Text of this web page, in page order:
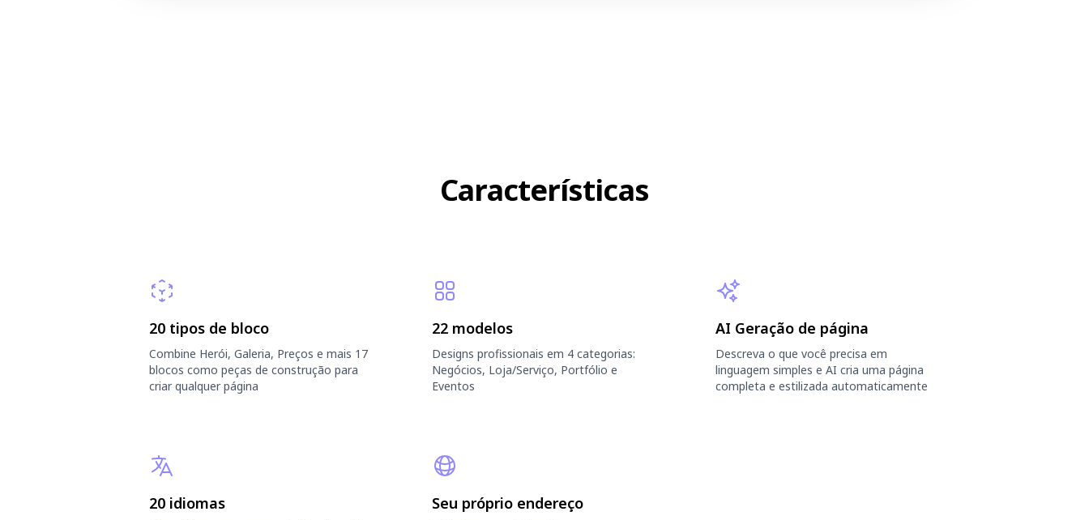
Características
20 tipos de bloco
Combine Herói, Galeria, Preços e mais 17
blocos como peças de construção para
criar qualquer página
22 modelos
Designs profissionais em 4 categorias:
Negócios, Loja/Serviço, Portfólio e
Eventos
AI Geração de página
Descreva o que você precisa em
linguagem simples e AI cria uma página
completa e estilizada automaticamente
20 idiomas Seu próprio endereço